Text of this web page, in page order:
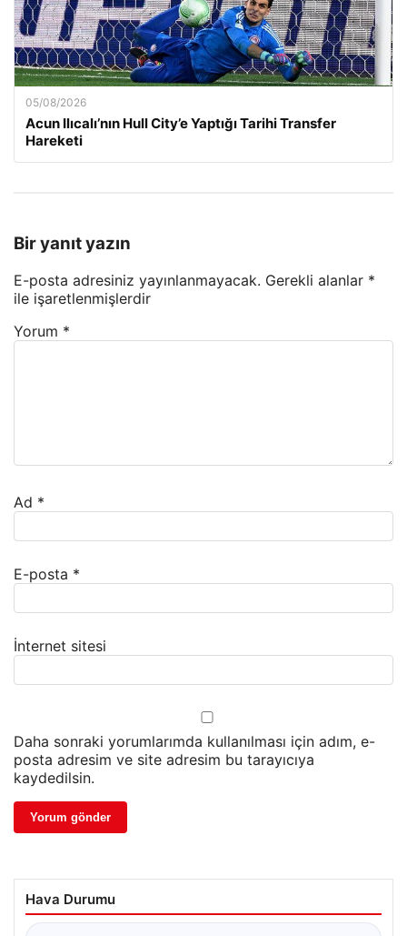
05/08/2026
Acun Ilıcalı’nın Hull City’e Yaptığı Tarihi Transfer
Hareketi
Bir yanıt yazın
E-posta adresiniz yayınlanmayacak. Gerekli alanlar *
ile işaretlenmişlerdir
Yorum *
Ad *
E-posta *
İnternet sitesi
Daha sonraki yorumlarımda kullanılması için adım, e-
posta adresim ve site adresim bu tarayıcıya
kaydedilsin.
Hava Durumu